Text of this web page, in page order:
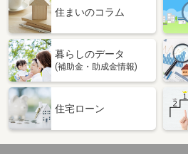
住まいのコラム
暮らしのデータ
(補助金・助成金情報)
住宅ローン